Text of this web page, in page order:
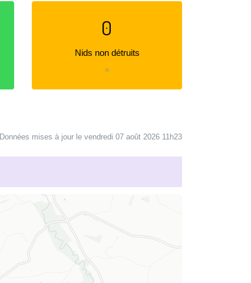
0
Nids non détruits
=
Données mises à jour le vendredi 07 août 2026 11h23